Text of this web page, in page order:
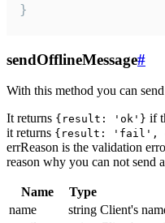
}
sendOfflineMessage#
With this method you can
It returns {result: 'ok'} if
it returns {result: 'fail',
errReason is the validation
reason why you can not send
Name Type
name
string Client's